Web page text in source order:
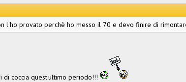
l'ho provato perchè ho messo il 70 e devo finire di
di coccia quest'ultimo periodo!!!